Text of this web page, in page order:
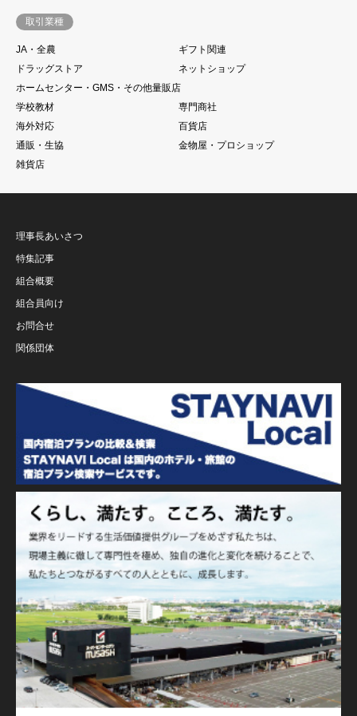
取引業種
JA・全農
ギフト関連
ドラッグストア
ネットショップ
ホームセンター・GMS・その他量販店
学校教材
専門商社
海外対応
百貨店
通販・生協
金物屋・プロショップ
雑貨店
理事長あいさつ
特集記事
組合概要
組合員向け
お問合せ
関係団体